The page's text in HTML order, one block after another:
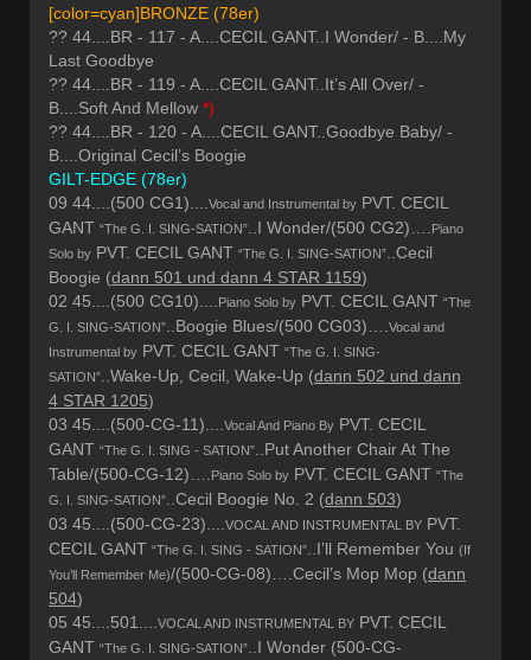
[color=cyan]BRONZE (78er)
?? 44....BR - 117 - A....CECIL GANT..I Wonder/ - B....My
Last Goodbye
?? 44....BR - 119 - A....CECIL GANT..It’s All Over/ -
B....Soft And Mellow *)
?? 44....BR - 120 - A....CECIL GANT..Goodbye Baby/ -
B....Original Cecil’s Boogie
GILT-EDGE (78er)
09 44....(500 CG1)....
Vocal and Instrumental by PVT. CECIL
GANT “The G. I. SING-SATION” ..I Wonder/(500 CG2)….
Piano
Solo by PVT. CECIL GANT “The G. I. SING-SATION”
..Cecil
Boogie (dann 501 und dann 4 STAR 1159)
02 45....(500 CG10)....
Piano Solo by PVT. CECIL GANT “The
G. I. SING-SATION”
..Boogie Blues/(500 CG03)….
Vocal and
Instrumental by PVT. CECIL GANT “The G. I. SING-
SATION”
..Wake-Up, Cecil, Wake-Up (dann 502 und dann
4 STAR 1205)
03 45....(500-CG-11)....
Vocal And Piano By PVT. CECIL
GANT “The G. I. SING - SATION”
..Put Another Chair At The
Table/(500-CG-12)….
Piano Solo by PVT. CECIL GANT “The
G. I. SING-SATION”
..Cecil Boogie No. 2 (dann 503)
03 45....(500-CG-23)....
VOCAL AND INSTRUMENTAL BY PVT.
CECIL GANT “The G. I. SING - SATION” ..I’ll Remember You (If
You’ll Remember Me)/(500-CG-08)….Cecil’s Mop Mop (dann
504)
05 45....501....
VOCAL AND INSTRUMENTAL BY PVT. CECIL
GANT “The G. I. SING-SATION”
..I Wonder (500-CG-